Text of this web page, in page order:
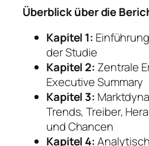
Überblick über die
Kapitel 1:
der Studie
Kapitel 2: Zentrale
Executive Summary
Kapitel 3:
Trends, Treiber,
und Chancen
Kapitel 4: